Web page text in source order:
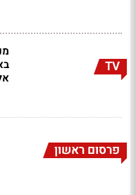
TV
פרסום ראשון